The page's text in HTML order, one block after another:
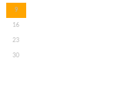
9
16
23
30